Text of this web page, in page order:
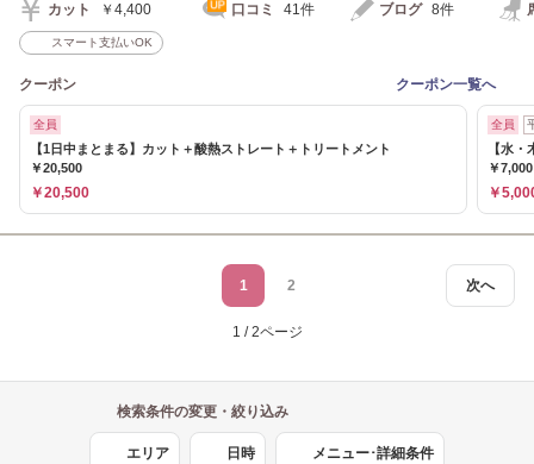
カット ￥4,400 口コミ 41件 ブログ 8件
スマート支払いOK
クーポン クーポン一覧へ
全員
【1日中まとまる】カット＋酸熱ストレート＋トリートメント
￥20,500
￥20,500
全員
【水
￥
￥
次へ
1 2
1 / 2ページ
検索条件の変更・絞り込み
エリア 日時 メニュー･詳細条件